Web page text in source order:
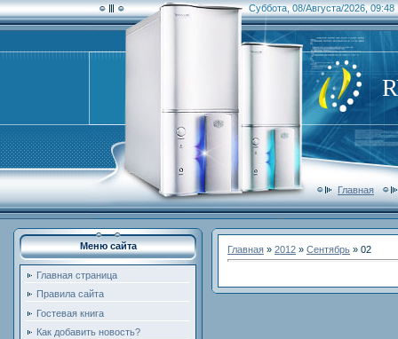
Суббота, 08/Августа/2026, 09:48
Главная
Меню сайта
Главная страница
Правила сайта
Гостевая книга
Как добавить новость?
Главная » 2012 » Сентябрь » 02